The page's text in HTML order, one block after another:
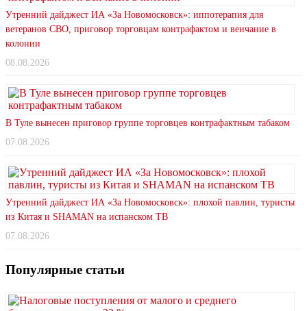
Утренний дайджест ИА «За Новомосковск»: иппотерапия для
ветеранов СВО, приговор торговцам контрафактом и венчание в
колонии
08.08.2026
В Туле вынесен приговор группе торговцев контрафактным табаком
07.08.2026
Утренний дайджест ИА «За Новомосковск»: плохой павлин, туристы
из Китая и SHAMAN на испанском ТВ
07.08.2026
Популярные статьи